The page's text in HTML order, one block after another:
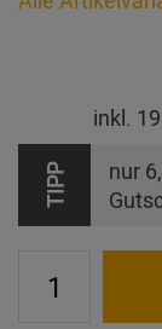
inkl.
TIPP nur